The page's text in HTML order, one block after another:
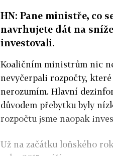
HN: Pane ministře, co
navrhujete dát na
investovali.
Koaličním ministrům nic
nevyčerpali rozpočty,
nerozumím. Hlavní
důvodem přebytku byly
rozpočtu jsme naopak
Už na začátku loňského